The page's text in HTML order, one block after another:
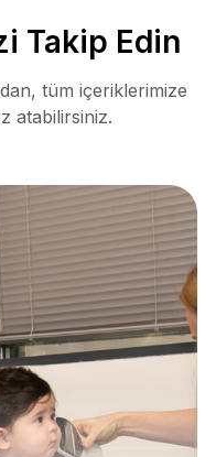
Takip Edin
tüm içeriklerimize
atabilirsiniz.